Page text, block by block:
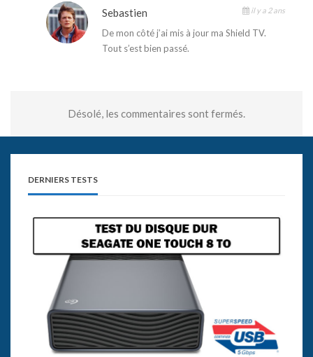
Sebastien il y a 2 ans
De mon côté j’ai mis à jour ma Shield TV.
Tout s’est bien passé.
Désolé, les commentaires sont fermés.
DERNIERS TESTS